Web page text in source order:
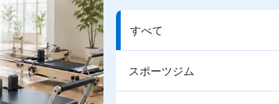
すべて
スポーツジム